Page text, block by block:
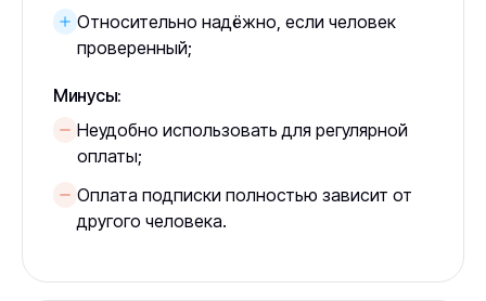
Относительно надёжно, если человек
проверенный;
Минусы:
Неудобно использовать для регулярной
оплаты;
Оплата подписки полностью зависит от
другого человека.